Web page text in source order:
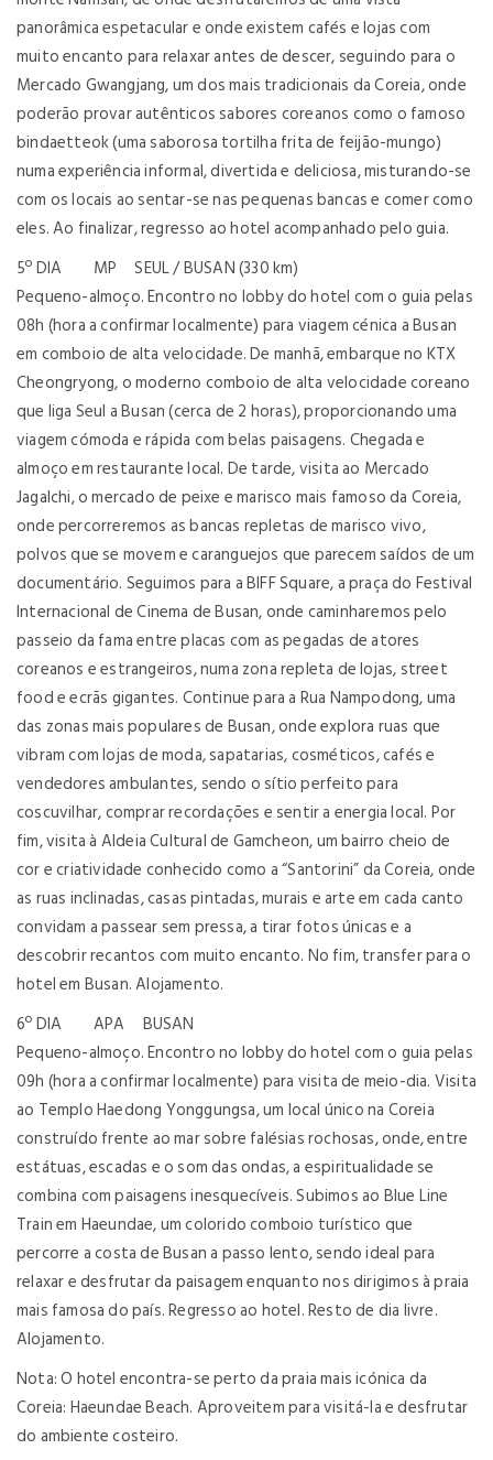
panorâmica espetacular e onde existem cafés e lojas com
muito encanto para relaxar antes de descer, seguindo para o
Mercado Gwangjang, um dos mais tradicionais da Coreia, onde
poderão provar autênticos sabores coreanos como o famoso
bindaetteok (uma saborosa tortilha frita de feijão-mungo)
numa experiência informal, divertida e deliciosa, misturando-se
com os locais ao sentar-se nas pequenas bancas e comer como
eles. Ao finalizar, regresso ao hotel acompanhado pelo guia.
5º DIA MP SEUL / BUSAN (330 km)
Pequeno-almoço. Encontro no lobby do hotel com o guia pelas
08h (hora a confirmar localmente) para viagem cénica a Busan
em comboio de alta velocidade. De manhã, embarque no KTX
Cheongryong, o moderno comboio de alta velocidade coreano
que liga Seul a Busan (cerca de 2 horas), proporcionando uma
viagem cómoda e rápida com belas paisagens. Chegada e
almoço em restaurante local. De tarde, visita ao Mercado
Jagalchi, o mercado de peixe e marisco mais famoso da Coreia,
onde percorreremos as bancas repletas de marisco vivo,
polvos que se movem e caranguejos que parecem saídos de um
documentário. Seguimos para a BIFF Square, a praça do Festival
Internacional de Cinema de Busan, onde caminharemos pelo
passeio da fama entre placas com as pegadas de atores
coreanos e estrangeiros, numa zona repleta de lojas, street
food e ecrãs gigantes. Continue para a Rua Nampodong, uma
das zonas mais populares de Busan, onde explora ruas que
vibram com lojas de moda, sapatarias, cosméticos, cafés e
vendedores ambulantes, sendo o sítio perfeito para
coscuvilhar, comprar recordações e sentir a energia local. Por
fim, visita à Aldeia Cultural de Gamcheon, um bairro cheio de
cor e criatividade conhecido como a “Santorini” da Coreia, onde
as ruas inclinadas, casas pintadas, murais e arte em cada canto
convidam a passear sem pressa, a tirar fotos únicas e a
descobrir recantos com muito encanto. No fim, transfer para o
hotel em Busan. Alojamento.
6º DIA APA BUSAN
Pequeno-almoço. Encontro no lobby do hotel com o guia pelas
09h (hora a confirmar localmente) para visita de meio-dia. Visita
ao Templo Haedong Yonggungsa, um local único na Coreia
construído frente ao mar sobre falésias rochosas, onde, entre
estátuas, escadas e o som das ondas, a espiritualidade se
combina com paisagens inesquecíveis. Subimos ao Blue Line
Train em Haeundae, um colorido comboio turístico que
percorre a costa de Busan a passo lento, sendo ideal para
relaxar e desfrutar da paisagem enquanto nos dirigimos à praia
mais famosa do país. Regresso ao hotel. Resto de dia livre.
Alojamento.
Nota: O hotel encontra-se perto da praia mais icónica da
Coreia: Haeundae Beach. Aproveitem para visitá-la e desfrutar
do ambiente costeiro.